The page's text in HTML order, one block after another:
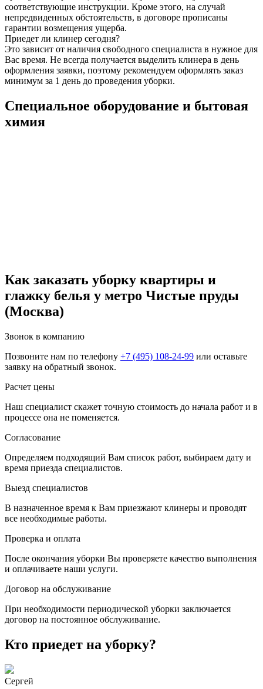
соответствующие инструкции. Кроме этого, на случай
непредвиденных обстоятельств, в договоре прописаны
гарантии возмещения ущерба.
Приедет ли клинер сегодня?
Это зависит от наличия свободного специалиста в нужное для
Вас время. Не всегда получается выделить клинера в день
оформления заявки, поэтому рекомендуем оформлять заказ
минимум за 1 день до проведения уборки.
Специальное оборудование и бытовая
химия
Как заказать уборку квартиры и
глажку белья у метро Чистые пруды
(Москва)
Звонок в компанию
Позвоните нам по телефону +7 (495) 108-24-99 или оставьте
заявку на обратный звонок.
Расчет цены
Наш специалист скажет точную стоимость до начала работ и в
процессе она не поменяется.
Согласование
Определяем подходящий Вам список работ, выбираем дату и
время приезда специалистов.
Выезд специалистов
В назначенное время к Вам приезжают клинеры и проводят
все необходимые работы.
Проверка и оплата
После окончания уборки Вы проверяете качество выполнения
и оплачиваете наши услуги.
Договор на обслуживание
При необходимости периодической уборки заключается
договор на постоянное обслуживание.
Кто приедет на уборку?
Сергей